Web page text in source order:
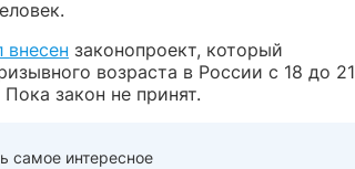
внесен законопроект, который
возраста в России с 18 до 21
закон не принят.
самое интересное